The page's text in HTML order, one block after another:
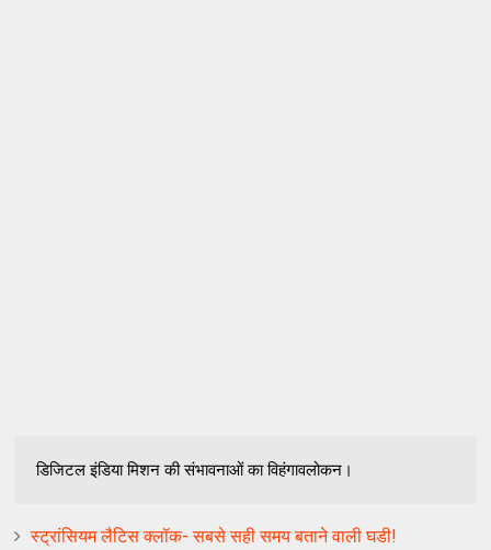
डिजि‍टल इंडिया मिशन की संभावनाओं का विहंगावलोकन।
स्ट्रांसियम लैटिस क्लॉक- सबसे सही समय बताने वाली घडी!